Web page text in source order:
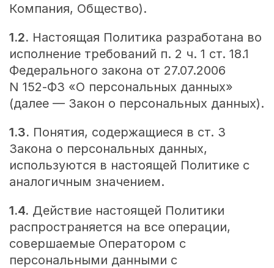
Компания, Общество).
1.2. Настоящая Политика разработана во
исполнение требований п. 2 ч. 1 ст. 18.1
Федерального закона от 27.07.2006
N 152‑ФЗ «О персональных данных»
(далее — Закон о персональных данных).
1.3. Понятия, содержащиеся в ст. 3
Закона о персональных данных,
используются в настоящей Политике с
аналогичным значением.
1.4. Действие настоящей Политики
распространяется на все операции,
совершаемые Оператором с
персональными данными с